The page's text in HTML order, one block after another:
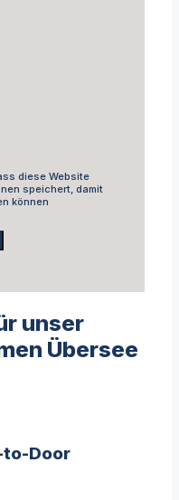
diese Website
speichert, damit
können
unser
Übersee
to-Door